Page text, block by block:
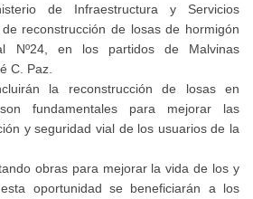
de Infraestructura y Servicios
reconstrucción de losas de hormigón
Nº24, en los partidos de Malvinas
C. Paz.
la reconstrucción de losas en
fundamentales para mejorar las
y seguridad vial de los usuarios de la
obras para mejorar la vida de los y
oportunidad se beneficiarán a los